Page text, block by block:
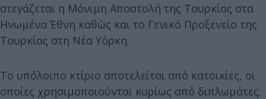
στεγάζεται η Μόνιμη Αποστολή της Τουρκίας στα
Ηνωμένα Έθνη καθώς και το Γενικό Προξενείο της
Τουρκίας στη Νέα Υόρκη.
Το υπόλοιπο κτίριο αποτελείται από κατοικίες, οι
οποίες χρησιμοποιούνται κυρίως από διπλωμάτες.